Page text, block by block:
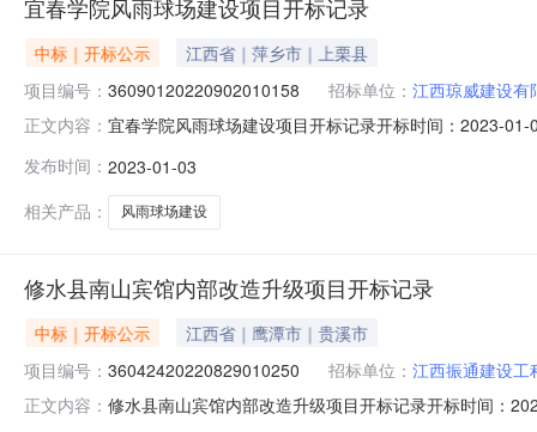
宜春学院风雨球场建设项目开标记录
中标｜开标公示
江西省｜萍乡市｜上栗县
项目编号： 36090120220902010158 招标单位： 江西琼威建设有
正文内容： 宜春学院风雨球场建设项目开标记录开标时间：2023-
投标人名称:江西交泰路桥建设有限公司;项目负责人:黄妍
发布时间： 2023-01-03
相关产品：
风雨球场建设
修水县南山宾馆内部改造升级项目开标记录
中标｜开标公示
江西省｜鹰潭市｜贵溪市
项目编号： 36042420220829010250 招标单位： 江西振通建设工
正文内容： 修水县南山宾馆内部改造升级项目开标记录开标时间：